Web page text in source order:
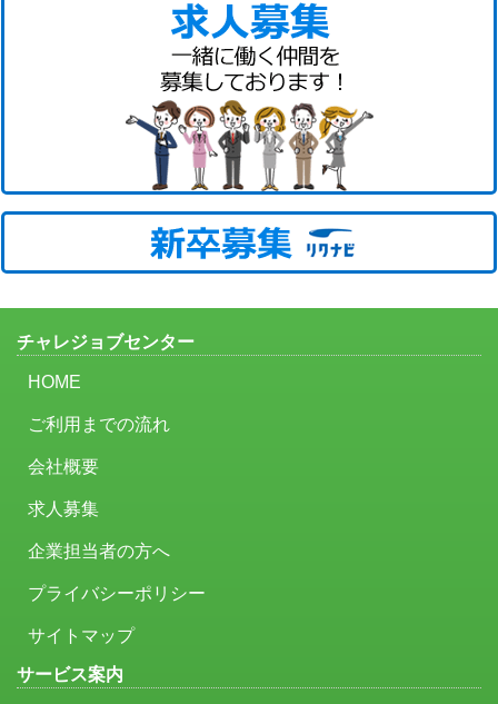
チャレジョブセンター
HOME
ご利用までの流れ
会社概要
求人募集
企業担当者の方へ
プライバシーポリシー
サイトマップ
サービス案内